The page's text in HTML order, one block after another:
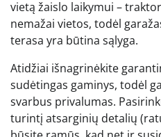
vietą žaislo laikymui –
nemažai vietos, todėl
terasa yra būtina sąlyga.
Atidžiai išnagrinėkite
sudėtingas gaminys, todėl
svarbus privalumas.
turintį atsarginių detalių